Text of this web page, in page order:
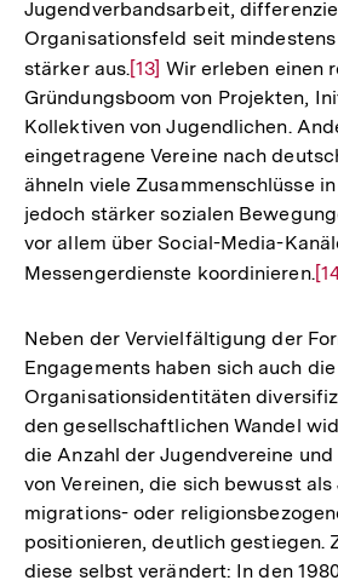
Jugendverbandsarbeit,
Organisationsfeld seit
stärker aus.Zur
Auflösung
der
Fußnote
[13] Wir erleben einen
Gründungsboom von Projekten,
Kollektiven von Jugendlichen.
eingetragene Vereine nach
ähneln viele Zusammenschlüsse
jedoch stärker sozialen
vor allem über Social-Media-
Messengerdienste koordinieren.
Neben der Vervielfältigung der
Engagements haben sich auch die
Organisationsidentitäten
den gesellschaftlichen Wandel
die Anzahl der Jugendvereine
von Vereinen, die sich bewusst
migrations- oder
positionieren, deutlich gestiegen.
diese selbst verändert: In den